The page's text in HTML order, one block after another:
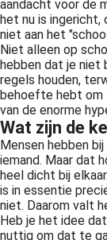
aandacht voor de
het nu is ingericht,
niet aan het
Niet alleen op
hebben dat je niet
regels houden,
behoefte hebt om
van de enorme
Wat zijn de
Mensen hebben
iemand. Maar dat
heel dicht bij
is in essentie
niet. Daarom valt
Heb je het idee
nuttig om dat te